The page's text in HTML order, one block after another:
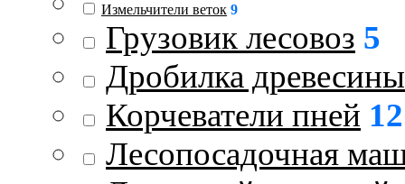
Измельчители веток 9
Грузовик лесовоз 5
Дробилка древесины
Корчеватели пней 12
Лесопосадочная